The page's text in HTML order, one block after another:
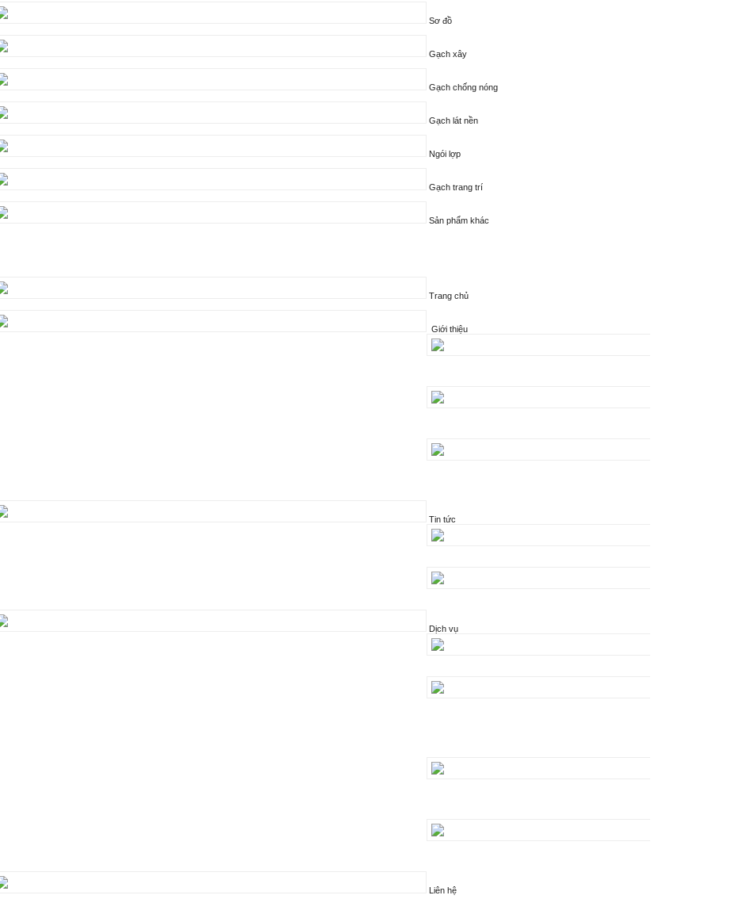
Sơ đồ
Gạch xây
Gạch chống nóng
Gạch lát nền
Ngói lợp
Gạch trang trí
Sản phẩm khác
Trang chủ
Giới thiệu
Tin tức
Dịch vụ
Liên hệ